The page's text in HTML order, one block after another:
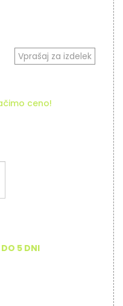
Vprašaj za izdelek
ceno!
5 DNI